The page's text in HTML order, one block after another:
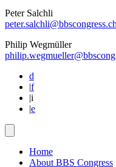
Peter Salchli
Philip Wegmüller
d
f
i
e
Home
About BBS Congress